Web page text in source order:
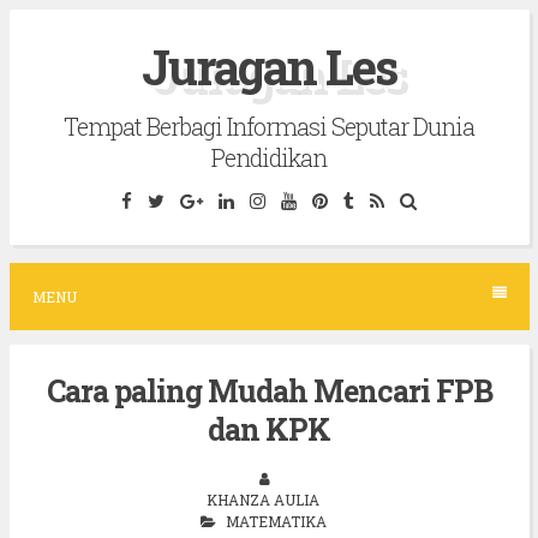
c
Juragan Les
Tempat Berbagi Informasi Seputar Dunia
Pendidikan
MENU
Cara paling Mudah Mencari FPB
dan KPK
KHANZA AULIA
MATEMATIKA